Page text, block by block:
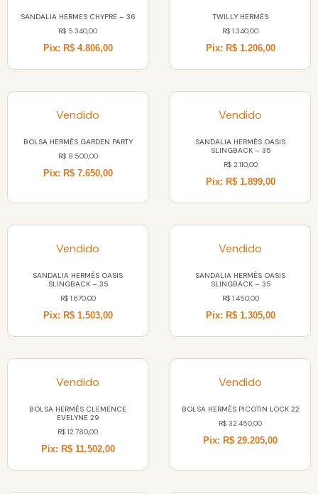
SANDALIA HERMES CHYPRE – 36
R$ 5.340,00
Pix: R$ 4.806,00
TWILLY HERMÈS
R$ 1.340,00
Pix: R$ 1.206,00
Vendido
BOLSA HERMÈS GARDEN PARTY
R$8.500,00
Pix: R$ 7.650,00
Vendido
SANDALIA HERMÈS OASIS
SLINGBACK – 35
R$2.110,00
Pix: R$ 1.899,00
Vendido
SANDALIA HERMÈS OASIS
SLINGBACK – 35
R$1.670,00
Pix: R$ 1.503,00
Vendido
SANDALIA HERMÈS OASIS
SLINGBACK – 35
R$1.450,00
Pix: R$ 1.305,00
Vendido
BOLSA HERMÈS CLEMENCE
EVELYNE 29
R$ 12.780,00
Pix: R$ 11.502,00
Vendido
BOLSA HERMÈS PICOTIN LOCK 22
R$ 32.450,00
Pix: R$ 29.205,00